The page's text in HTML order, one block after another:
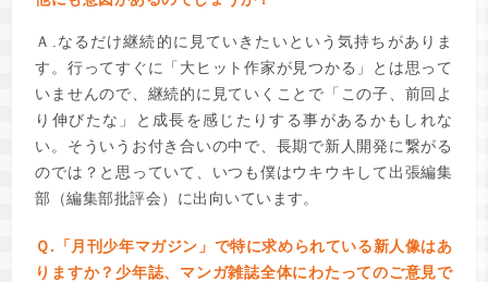
Ａ.なるだけ継続的に見ていきたいという気持ちがありま
す。行ってすぐに「大ヒット作家が見つかる」とは思って
いませんので、継続的に見ていくことで「この子、前回よ
り伸びたな」と成長を感じたりする事があるかもしれな
い。そういうお付き合いの中で、長期で新人開発に繋がる
のでは？と思っていて、いつも僕はウキウキして出張編集
部（編集部批評会）に出向いています。
Ｑ.「月刊少年マガジン」で特に求められている新人像はあ
りますか？少年誌、マンガ雑誌全体にわたってのご意見で